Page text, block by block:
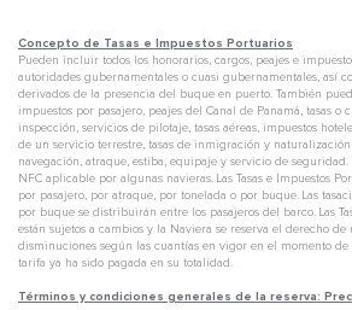
Concepto de Tasas e Impuestos Portuarios
Pueden incluir todos los honorarios, cargos, peajes e
autoridades gubernamentales o cuasi gubernamentales, así
derivados de la presencia del buque en puerto. También
impuestos por pasajero, peajes del Canal de Panamá, tasas o
inspección, servicios de pilotaje, tasas aéreas, impuestos
de un servicio terrestre, tasas de inmigración y
navegación, atraque, estiba, equipaje y servicio de
NFC aplicable por algunas navieras. Las Tasas e Impuestos
por pasajero, por atraque, por tonelada o por buque. Las
por buque se distribuirán entre los pasajeros del barco. Las
están sujetos a cambios y la Naviera se reserva el derecho
disminuciones según las cuantías en vigor en el momento
tarifa ya ha sido pagada en su totalidad.
Términos y condiciones generales de la reserva: